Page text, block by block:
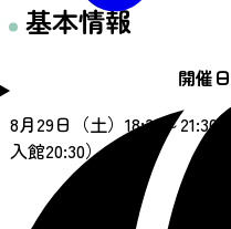
基本情報
開催
8月29日（土）18:30～21:30
入館20:30）
開催場